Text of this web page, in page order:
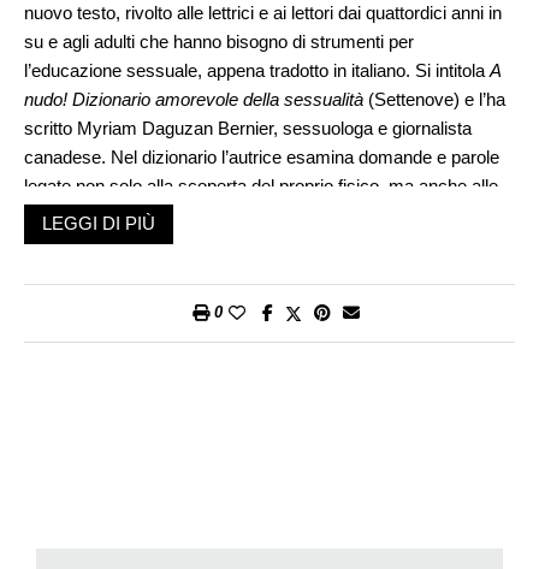
nuovo testo, rivolto alle lettrici e ai lettori dai quattordici anni in
su e agli adulti che hanno bisogno di strumenti per
l’educazione sessuale, appena tradotto in italiano. Si intitola A
nudo! Dizionario amorevole della sessualità (Settenove) e l’ha
scritto Myriam Daguzan Bernier, sessuologa e giornalista
canadese. Nel dizionario l’autrice esamina domande e parole
legate non solo alla scoperta del proprio fisico, ma anche alle
questioni relative all’identità, alle relazioni, alle emozioni e
all’immagine di sé. Centocinquanta voci, per ciascuna delle
all’attualità e suggerimenti di approfondimento attraverso film,
LEGGI DI PIÙ
0